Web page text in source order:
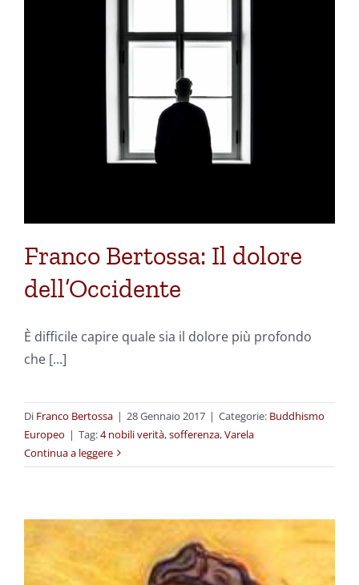
Franco Bertossa: Il dolore
dell’Occidente
È difficile capire quale sia il dolore più profondo
che [...]
Di Franco Bertossa | 28 Gennaio 2017 | Categorie: Buddhismo
Europeo | Tag:4 nobili verità,sofferenza,Varela
Continua a leggere